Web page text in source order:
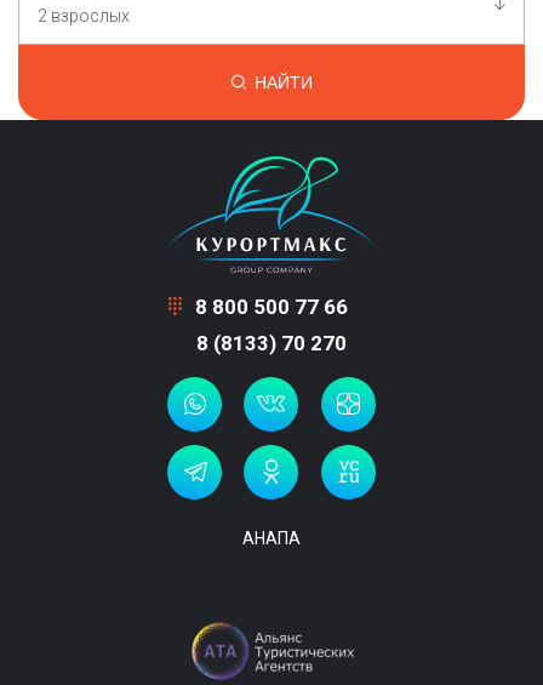
2 взрослых
НАЙТИ
8 800 500 77 66
8 (8133) 70 270
АНАПА